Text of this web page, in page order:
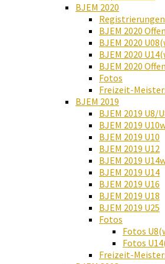
BJEM 2020
Registrierungen
BJEM 2020
BJEM 2020
BJEM 2020
BJEM 2020
Fotos
Freizeit-
BJEM 2019
BJEM 2019 U8/
BJEM 2019
BJEM 2019 U10
BJEM 2019 U12
BJEM 2019
BJEM 2019 U14
BJEM 2019 U16
BJEM 2019 U18
BJEM 2019 U25
Fotos
Fotos
Fotos
Freizeit-